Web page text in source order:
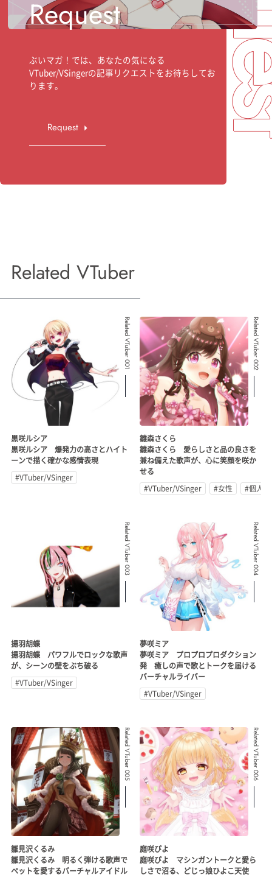
Request
ぶいマガ！では、あなたの気になる
VTuber/VSingerの記事リクエストをお待ちしてお
ります。
Request
Related VTuber
Related VTuber 001
黒咲ルシア
黒咲ルシア 爆発力の高さとハイト
ーンで描く確かな感情表現
#VTuber/VSinger
Related VTuber 002
雛森さくら
雛森さくら 愛らしさと品の良さを
兼ね備えた歌声が、心に笑顔を咲か
せる
#VTuber/VSinger
#女性 #個人勢
Related VTuber 003
揚羽胡蝶
揚羽胡蝶 パワフルでロックな歌声
が、シーンの壁をぶち破る
#VTuber/VSinger
Related VTuber 004
夢咲ミア
夢咲ミア プロプロプロダクション
発 癒しの声で歌とトークを届ける
バーチャルライバー
#VTuber/VSinger
Related VTuber 005
雛見沢くるみ
雛見沢くるみ 明るく弾ける歌声で
ペットを愛するバーチャルアイドル
Related VTuber 006
庭咲ぴよ
庭咲ぴよ マシンガントークと愛ら
しさで沼る、どじっ娘ひよこ天使